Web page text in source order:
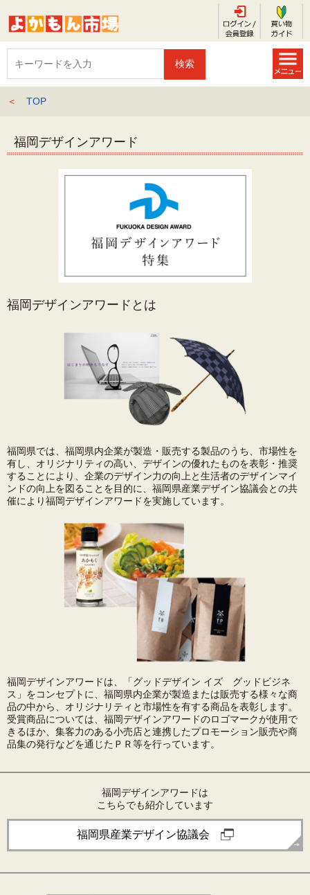
＜ TOP
福岡デザインアワード
福岡デザインアワードとは
福岡県では、福岡県内企業が製造・販売する製品のうち、市場性を
有し、オリジナリティの高い、デザインの優れたものを表彰・推奨
することにより、企業のデザイン力の向上と生活者のデザインマイ
ンドの向上を図ることを目的に、福岡県産業デザイン協議会との共
催により福岡デザインアワードを実施しています。
福岡デザインアワードは、「グッドデザイン イズ グッドビジネ
ス」をコンセプトに、福岡県内企業が製造または販売する様々な商
品の中から、オリジナリティと市場性を有する商品を表彰します。
受賞商品については、福岡デザインアワードのロゴマークが使用で
きるほか、集客力のある小売店と連携したプロモーション販売や商
品集の発行などを通じたＰＲ等を行っています。
福岡デザインアワードは
こちらでも紹介しています
福岡県産業デザイン協議会